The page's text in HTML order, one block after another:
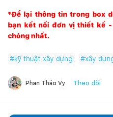
*Để lại thông tin trong box
bạn kết nối đơn vị thiết kế
chóng nhất.
#kỹ thuật xây dựng #xây
Phan Thảo Vy Theo dõi